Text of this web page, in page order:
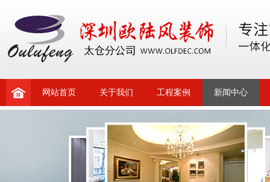
网站首页 关于我们 工程案例 新闻中心